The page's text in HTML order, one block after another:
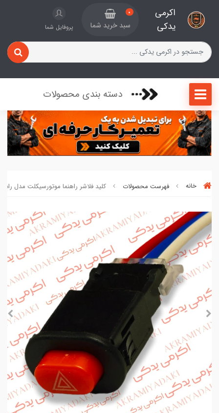
اکرمی
یدکی
0
سبد خرید شما پروفایل شما
دسته بندی محصولات
خانه فهرست محصولات کلید فلاشر راهنما موتورسیکلت مدل